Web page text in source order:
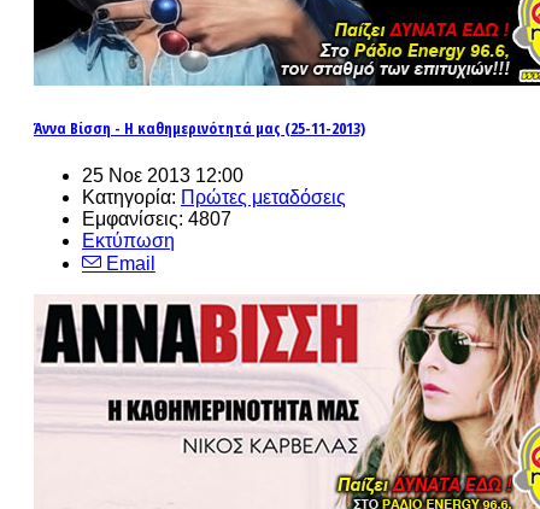
Άννα Βίσση - Η καθημερινότητά μας (25-11-2013)
25 Νοε 2013 12:00
Κατηγορία: Πρώτες μεταδόσεις
Εμφανίσεις: 4807
Εκτύπωση
Email